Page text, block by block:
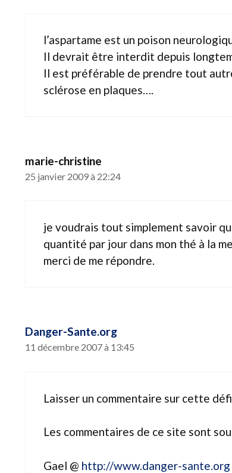
l’aspartame est un poison
Il devrait être interdit depuis
Il est préférable de prendre tout
sclérose en plaques….
marie-christine
25 janvier 2009 à 22:24
je voudrais tout simplement savoir
quantité par jour dans mon thé à la
merci de me répondre.
Danger-Sante.org
11 décembre 2007 à 13:45
Laisser un commentaire sur cette
Les commentaires de ce site sont
Gael @ http://www.danger-sante.org